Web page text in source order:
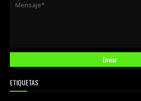
ETIQUETAS